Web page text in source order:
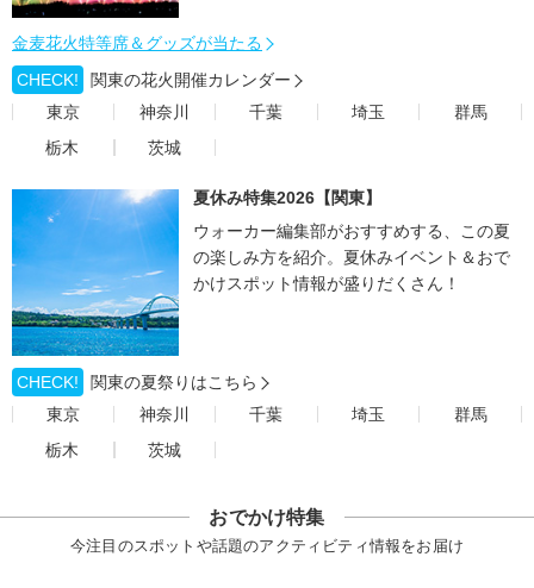
金麦花火特等席＆グッズが当たる
CHECK!
関東の花火開催カレンダー
東京
神奈川 千葉 埼玉
群馬
栃木
茨城
夏休み特集2026【関東】
ウォーカー編集部がおすすめする、この夏
の楽しみ方を紹介。夏休みイベント＆おで
かけスポット情報が盛りだくさん！
CHECK!
関東の夏祭りはこちら
東京
神奈川 千葉 埼玉
群馬
栃木
茨城
おでかけ特集
今注目のスポットや話題のアクティビティ情報をお届け